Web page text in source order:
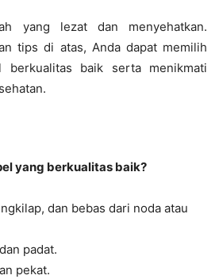
yang lezat dan menyehatkan.
tips di atas, Anda dapat memilih
berkualitas baik serta menikmati
yang berkualitas baik?
dan bebas dari noda atau
padat.
pekat.